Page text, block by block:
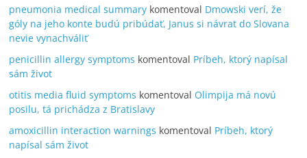
pneumonia medical summary komentoval Dmowski verí, že
góly na jeho konte budú pribúdať, Janus si návrat do Slovana
nevie vynachváliť
penicillin allergy symptoms komentoval Príbeh, ktorý napísal
sám život
otitis media fluid symptoms komentoval Olimpija má novú
posilu, tá prichádza z Bratislavy
amoxicillin interaction warnings komentoval Príbeh, ktorý
napísal sám život